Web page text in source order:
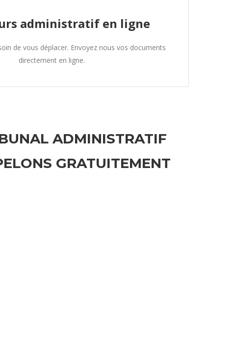
administratif en ligne
de vous déplacer. Envoyez nous vos documents
directement en ligne.
ADMINISTRATIF
GRATUITEMENT